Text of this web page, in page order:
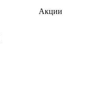
Акции